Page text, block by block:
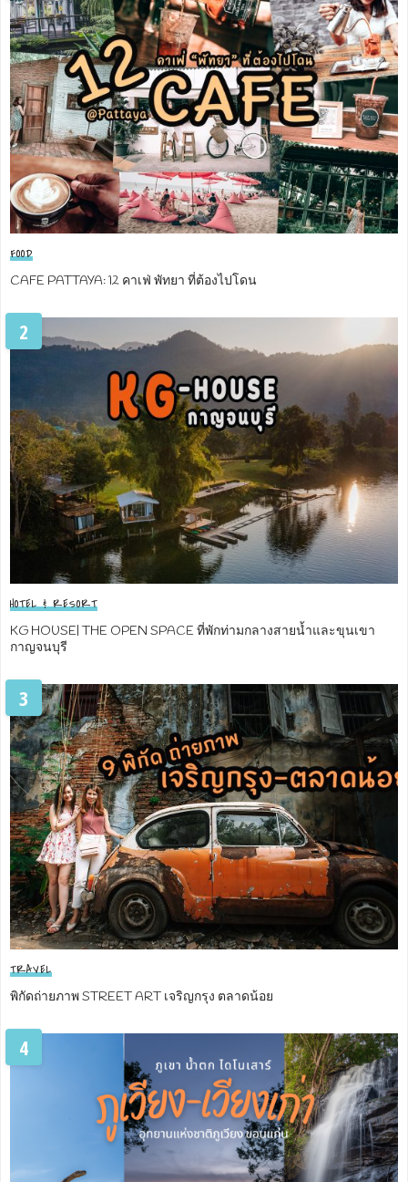
FOOD
CAFE PATTAYA: 12 คาเฟ่ พัทยา ที่ต้องไปโดน
2
HOTEL & RESORT
KG HOUSE| THE OPEN SPACE ที่พักท่ามกลางสายน้ำและขุนเขา
กาญจนบุรี
3
TRAVEL
พิกัดถ่ายภาพ STREET ART เจริญกรุง ตลาดน้อย
4